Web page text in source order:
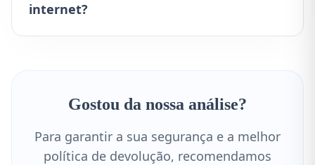
internet?
Gostou da nossa análise?
Para garantir a sua segurança e a melhor
política de devolução, recomendamos